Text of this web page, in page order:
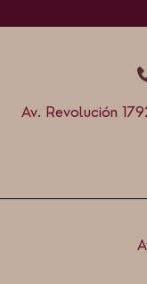
Av. Revolución